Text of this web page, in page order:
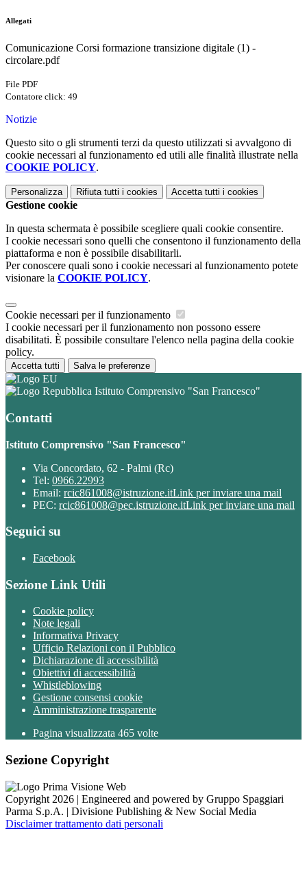
Allegati
Comunicazione Corsi formazione transizione digitale (1) -
circolare.pdf
File PDF
Contatore click: 49
Notizie
Questo sito o gli strumenti terzi da questo utilizzati si avvalgono di
cookie necessari al funzionamento ed utili alle finalità illustrate nella
COOKIE POLICY.
Personalizza Rifiuta tutti i cookies Accetta tutti i cookies
Gestione cookie
In questa schermata è possibile scegliere quali cookie consentire.
I cookie necessari sono quelli che consentono il funzionamento della
piattaforma e non è possibile disabilitarli.
Per conoscere quali sono i cookie necessari al funzionamento potete
visionare la COOKIE POLICY.
Cookie necessari per il funzionamento
I cookie necessari per il funzionamento non possono essere
disabilitati. È possibile consultare l'elenco nella pagina della cookie
policy.
Accetta tutti Salva le preferenze
Istituto Comprensivo "San Francesco"
Contatti
Istituto Comprensivo "San Francesco"
Via Concordato, 62 - Palmi (Rc)
Tel: 0966.22993
Email: rcic861008@istruzione.itLink per inviare una mail
PEC: rcic861008@pec.istruzione.itLink per inviare una mail
Seguici su
Facebook
Sezione Link Utili
Cookie policy
Note legali
Informativa Privacy
Ufficio Relazioni con il Pubblico
Dichiarazione di accessibilità
Obiettivi di accessibilità
Whistleblowing
Gestione consensi cookie
Amministrazione trasparente
Pagina visualizzata 465 volte
Sezione Copyright
Copyright 2026 | Engineered and powered by Gruppo Spaggiari
Parma S.p.A. | Divisione Publishing & New Social Media
Disclaimer trattamento dati personali